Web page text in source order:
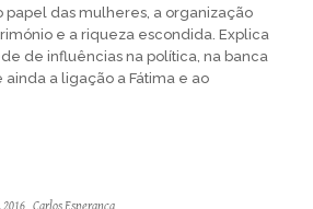
papel das mulheres, a organização
e a riqueza escondida. Explica
de influências na política, na banca
ainda a ligação a Fátima e ao